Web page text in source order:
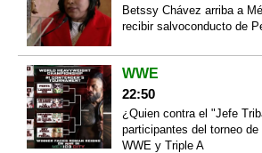
Betssy Chávez arriba a
recibir salvoconducto de
WWE
22:50
¿Quien contra el "Jefe
participantes del torneo de
WWE y Triple A